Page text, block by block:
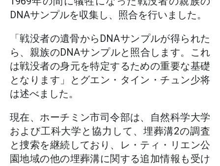
DNAサンプルを収集し、照合を行いました。
「戦没者の遺骨からDNAサンプルが得られた
ら、親族のDNAサンプルと照合します。これ
は戦没者の身元を特定するための重要な基礎
となります」とグエン・タイン・チュン少将
は述べました。
現在、ホーチミン市司令部は、自然科学大学
および工科大学と協力して、埋葬溝2の調査
と捜索を継続しており、レ・ティ・リエン公
園地域の他の埋葬溝に関する追加情報も受け